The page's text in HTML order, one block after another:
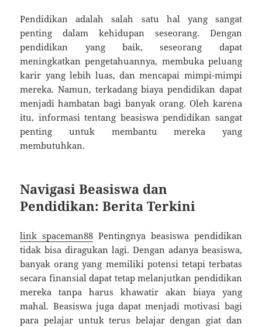
Pendidikan adalah salah satu hal yang sangat
penting dalam kehidupan seseorang. Dengan
pendidikan yang baik, seseorang dapat
meningkatkan pengetahuannya, membuka peluang
karir yang lebih luas, dan mencapai mimpi-mimpi
mereka. Namun, terkadang biaya pendidikan dapat
menjadi hambatan bagi banyak orang. Oleh karena
itu, informasi tentang beasiswa pendidikan sangat
penting untuk membantu mereka yang
membutuhkan.
Navigasi Beasiswa dan
Pendidikan: Berita Terkini
link spaceman88 Pentingnya beasiswa pendidikan
tidak bisa diragukan lagi. Dengan adanya beasiswa,
banyak orang yang memiliki potensi tetapi terbatas
secara finansial dapat tetap melanjutkan pendidikan
mereka tanpa harus khawatir akan biaya yang
mahal. Beasiswa juga dapat menjadi motivasi bagi
para pelajar untuk terus belajar dengan giat dan